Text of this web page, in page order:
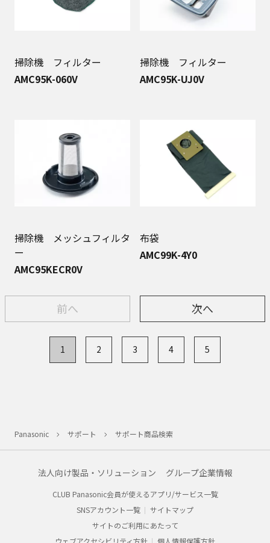
掃除機 フィルター
AMC95K-060V
掃除機 フィルター
AMC95K-UJ0V
掃除機 メッシュフィルタ
ー
AMC95KECR0V
布袋
AMC99K-4Y0
前へ
1 2 3 4 5
次へ
Panasonic サポート サポート商品検索
法人向け製品・ソリューション グループ企業情報
CLUB Panasonic会員が使えるアプリ/サービス一覧
SNSアカウント一覧
サイトマップ
サイトのご利用にあたって
ウェブアクセシビリティ方針
個人情報保護方針